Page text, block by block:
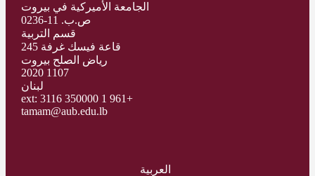
الجامعة الأميركية في بيروت
ص.ب. 11-0236
قسم التربية
قاعة فيسك غرفة 245
رياض الصلح بيروت
1107 2020
لبنان
+961 1 350000 ext: 3116
tamam@aub.edu.lb
العربية